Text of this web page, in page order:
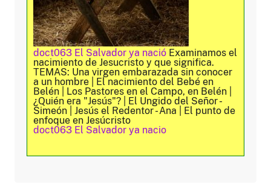
doct063 El Salvador ya nació Examinamos el
nacimiento de Jesucristo y que significa.
TEMAS: Una virgen embarazada sin conocer
a un hombre | El nacimiento del Bebé en
Belén | Los Pastores en el Campo, en Belén |
¿Quién era "Jesús"? | El Ungido del Señor -
Simeón | Jesús el Redentor - Ana | El punto de
enfoque en Jesúcristo
doct063 El Salvador ya nacio